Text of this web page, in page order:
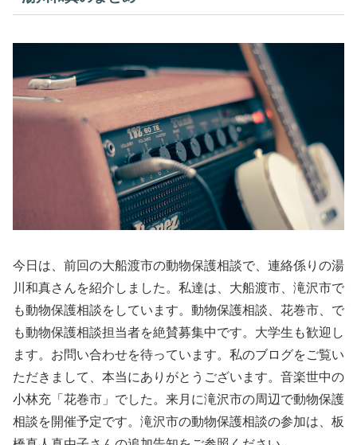
今日は、前回の大船渡市の動物保護相談で、連絡係りの湯
川和真さんを紹介しました。私達は、大船渡市、滝沢市で
も動物保護相談をしています。動物保護相談、花巻市、で
も動物保護相談担当者を絶賛募集中です。大学生も歓迎し
ます。お問い合わせを待っています。私のブログをご覧い
ただきまして、本当にありがとうございます。音楽世中の
小林充「花巻市」でした。来月に滝沢市の周辺で動物保護
相談を開催予定です。滝沢市の動物保護相談の参加は、板